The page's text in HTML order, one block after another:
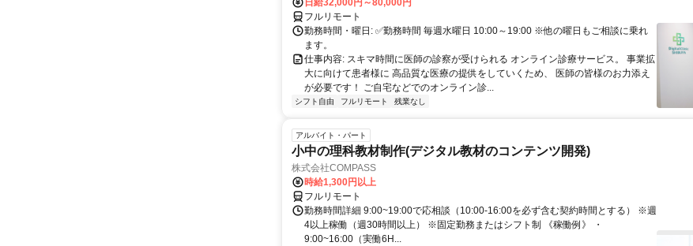
日給32,000円～80,000円
フルリモート
勤務時間・曜日: ✅勤務時間 毎週水曜日 10:00～19:00 ※他の曜日もご相談に乗れ
ます。
仕事内容: スキマ時間に医師の診察が受けられる オンライン診療サービス。 事業拡
大に向けて患者様に 高品質な医療の提供をしていくため、 医師の皆様のお力添え
が必要です！ ご自宅などでのオンライン診...
シフト自由 フルリモート 残業なし
アルバイト・パート
小中の理科教材制作(デジタル教材のコンテンツ開発)
株式会社COMPASS
時給1,300円以上
フルリモート
勤務時間詳細 9:00~19:00で応相談（10:00-16:00を必ず含む契約時間とする） ※週
4以上稼働（週30時間以上） ※固定勤務またはシフト制 《稼働例》 ・
9:00~16:00（実働6H...